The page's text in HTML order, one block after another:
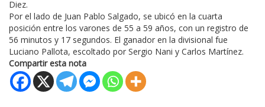
Diez.
Por el lado de Juan Pablo Salgado, se ubicó en la cuarta
posición entre los varones de 55 a 59 años, con un registro de
56 minutos y 17 segundos. El ganador en la divisional fue
Luciano Pallota, escoltado por Sergio Nani y Carlos Martínez.
Compartir esta nota